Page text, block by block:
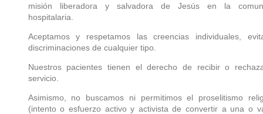
misión liberadora y salvadora de Jesús en la
hospitalaria.
Aceptamos y respetamos las creencias individuales,
discriminaciones de cualquier tipo.
Nuestros pacientes tienen el derecho de recibir o
servicio.
Asimismo, no buscamos ni permitimos el proselitismo
(intento o esfuerzo activo y activista de convertir a una o